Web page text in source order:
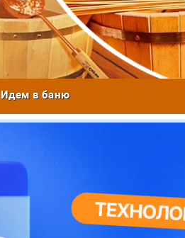
Идем в баню